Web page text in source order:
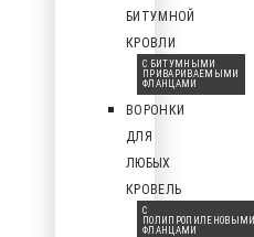
БИТУМНОЙ
КРОВЛИ
С БИТУМНЫМИ
ПРИВАРИВАЕМЫМИ
ФЛАНЦАМИ
ВОРОНКИ
ДЛЯ
ЛЮБЫХ
КРОВЕЛЬ
С
ПОЛИПРОПИЛЕНОВЫМИ
ФЛАНЦАМИ